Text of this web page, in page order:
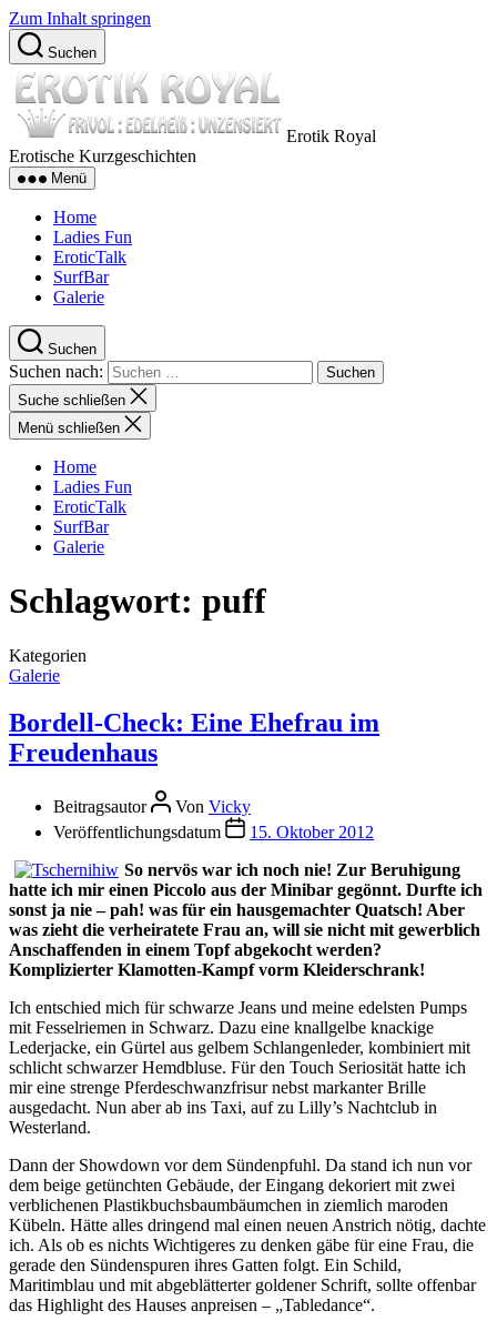
Zum Inhalt springen
Suchen
Erotik Royal
Erotische Kurzgeschichten
Menü
Home
Ladies Fun
EroticTalk
SurfBar
Galerie
Suchen
Suchen nach:
Suche schließen
Menü schließen
Home
Ladies Fun
EroticTalk
SurfBar
Galerie
Schlagwort: puff
Kategorien
Galerie
Bordell-Check: Eine Ehefrau im
Freudenhaus
Beitragsautor Von Vicky
Veröffentlichungsdatum
15. Oktober 2012
So nervös war ich noch nie! Zur Beruhigung
hatte ich mir einen Piccolo aus der Minibar gegönnt. Durfte ich
sonst ja nie – pah! was für ein hausgemachter Quatsch! Aber
was zieht die verheiratete Frau an, will sie nicht mit gewerblich
Anschaffenden in einem Topf abgekocht werden?
Komplizierter Klamotten-Kampf vorm Kleiderschrank!
Ich entschied mich für schwarze Jeans und meine edelsten Pumps
mit Fesselriemen in Schwarz. Dazu eine knallgelbe knackige
Lederjacke, ein Gürtel aus gelbem Schlangenleder, kombiniert mit
schlicht schwarzer Hemdbluse. Für den Touch Seriosität hatte ich
mir eine strenge Pferdeschwanzfrisur nebst markanter Brille
ausgedacht. Nun aber ab ins Taxi, auf zu Lilly’s Nachtclub in
Westerland.
Dann der Showdown vor dem Sündenpfuhl. Da stand ich nun vor
dem beige getünchten Gebäude, der Eingang dekoriert mit zwei
verblichenen Plastikbuchsbaumbäumchen in ziemlich maroden
Kübeln. Hätte alles dringend mal einen neuen Anstrich nötig, dachte
ich. Als ob es nichts Wichtigeres zu denken gäbe für eine Frau, die
gerade den Sündenspuren ihres Gatten folgt. Ein Schild,
Maritimblau und mit abgeblätterter goldener Schrift, sollte offenbar
das Highlight des Hauses anpreisen – „Tabledance“.